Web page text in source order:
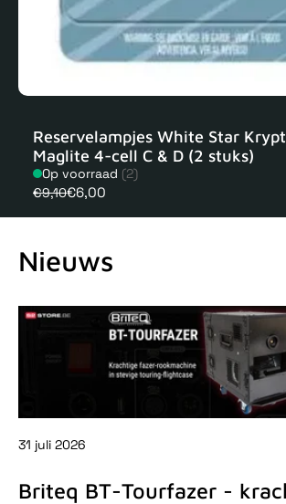
Reservelampjes White Star
Maglite 4-cell C & D (2 stuks)
Op voorraad (2)
€9,10€6,00
Nieuws
31 juli 2026
Briteq BT-Tourfazer -